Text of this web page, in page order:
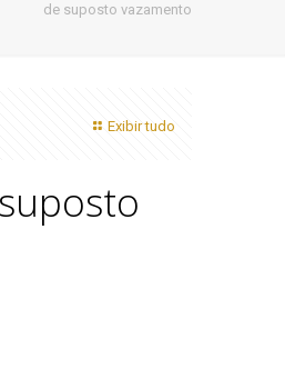
de suposto vazamento
Exibir tudo